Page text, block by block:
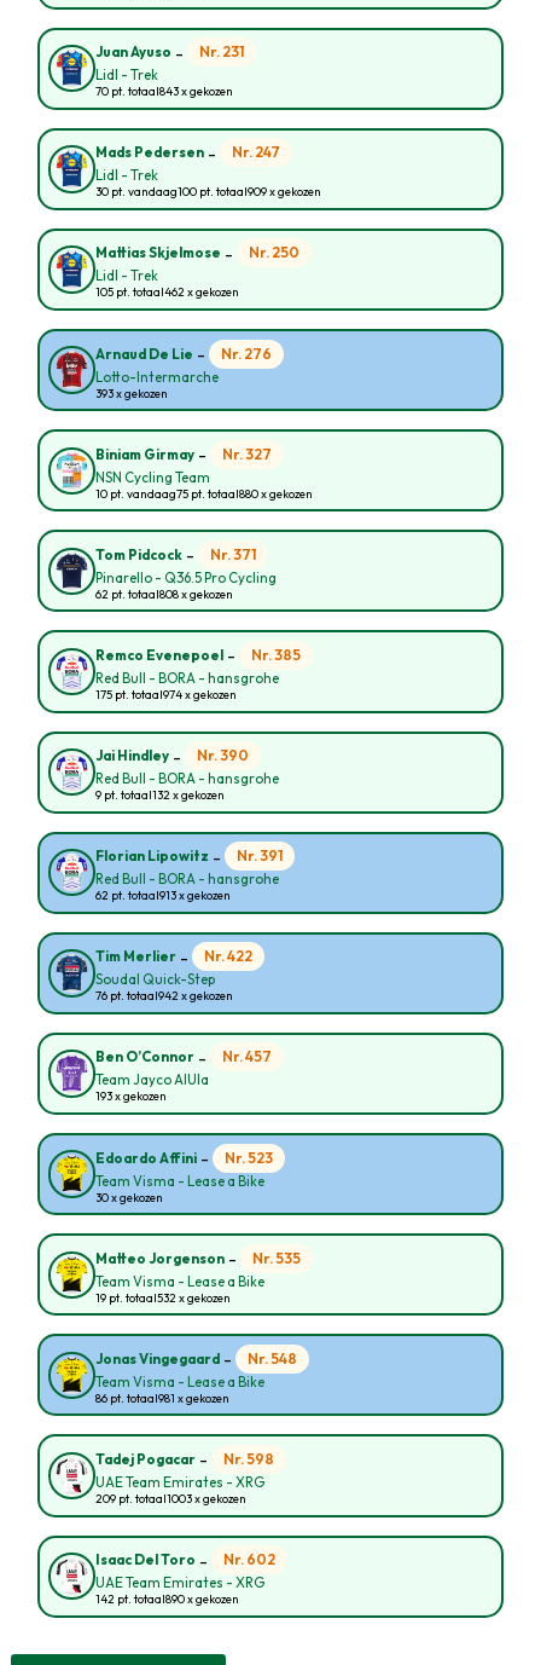
Juan Ayuso - Nr. 231
Lidl - Trek
70 pt. totaal843 x gekozen
Mads Pedersen - Nr. 247
Lidl - Trek
30 pt. vandaag100 pt. totaal909 x gekozen
Mattias Skjelmose - Nr. 250
Lidl - Trek
105 pt. totaal462 x gekozen
Arnaud De Lie - Nr. 276
Lotto-Intermarche
393 x gekozen
Biniam Girmay - Nr. 327
NSN Cycling Team
10 pt. vandaag75 pt. totaal880 x gekozen
Tom Pidcock - Nr. 371
Pinarello - Q36.5 Pro Cycling
62 pt. totaal808 x gekozen
Remco Evenepoel - Nr. 385
Red Bull - BORA - hansgrohe
175 pt. totaal974 x gekozen
Jai Hindley - Nr. 390
Red Bull - BORA - hansgrohe
9 pt. totaal132 x gekozen
Florian Lipowitz - Nr. 391
Red Bull - BORA - hansgrohe
62 pt. totaal913 x gekozen
Tim Merlier - Nr. 422
Soudal Quick-Step
76 pt. totaal942 x gekozen
Ben O’Connor - Nr. 457
Team Jayco AlUla
193 x gekozen
Edoardo Affini - Nr. 523
Team Visma - Lease a Bike
30 x gekozen
Matteo Jorgenson - Nr. 535
Team Visma - Lease a Bike
19 pt. totaal532 x gekozen
Jonas Vingegaard - Nr. 548
Team Visma - Lease a Bike
86 pt. totaal981 x gekozen
Tadej Pogacar - Nr. 598
UAE Team Emirates - XRG
209 pt. totaal1003 x gekozen
Isaac Del Toro - Nr. 602
UAE Team Emirates - XRG
142 pt. totaal890 x gekozen